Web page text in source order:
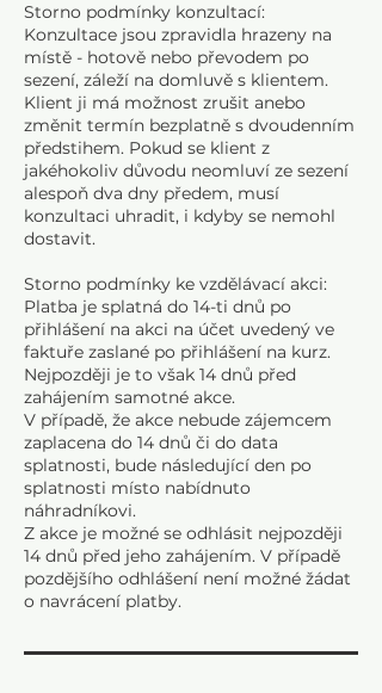
Storno podmínky konzultací:
Konzultace jsou zpravidla hrazeny na
místě - hotově nebo převodem po
sezení, záleží na domluvě s klientem.
Klient ji má možnost zrušit anebo
změnit termín bezplatně s dvoudenním
předstihem. Pokud se klient z
jakéhokoliv důvodu neomluví ze sezení
alespoň dva dny předem, musí
konzultaci uhradit, i kdyby se nemohl
dostavit.
Storno podmínky ke vzdělávací akci:
Platba je splatná do 14-ti dnů po
přihlášení na akci na účet uvedený ve
faktuře zaslané po přihlášení na kurz.
Nejpozději je to však 14 dnů před
zahájením samotné akce.
V případě, že akce nebude zájemcem
zaplacena do 14 dnů či do data
splatnosti, bude následující den po
splatnosti místo nabídnuto
náhradníkovi.
Z akce je možné se odhlásit nejpozději
14 dnů před jeho zahájením. V případě
pozdějšího odhlášení není možné žádat